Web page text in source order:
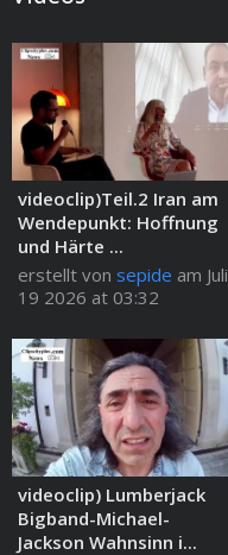
videoclip)Teil.2 Iran am
Wendepunkt: Hoffnung
und Härte ...
erstellt von sepide am Juli
19 2026 at 03:32
videoclip) Lumberjack
Bigband-Michael-
Jackson Wahnsinn i...